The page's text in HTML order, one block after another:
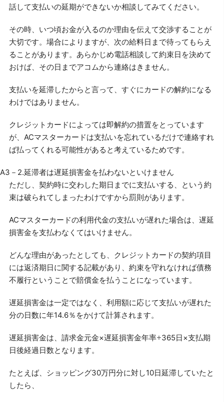
話して支払いの延期ができないか相談してみてください。
その時、いつ頃お金が入るのか理由を伝えて交渉することが
大切です。場合によりますが、次の給料日まで待ってもらえ
ることがあります。あらかじめ電話相談して約束日を決めて
おけば、その日までアコムから連絡はきません。
支払いを延滞したからと言って、すぐにカードの解約になる
わけではありません。
クレジットカードによっては即解約の措置をとっています
が、ACマスターカードは支払いを忘れているだけで連絡すれ
ば払ってくれる可能性があると考えているためです。
A3－2.延滞者は遅延損害金を払わないといけません
ただし、契約時に交わした期日までに支払いする、という約
束は破られてしまったわけですから罰則があります。
ACマスターカードの利用代金の支払いが遅れた場合は、遅延
損害金を支払わなくてはいけません。
どんな理由があったとしても、クレジットカードの契約項目
には返済期日に関する記載があり、約束を守れなければ債務
不履行ということで賠償金を払うことになっています。
遅延損害金は一定ではなく、利用額に応じて支払いが遅れた
分の日数に年14.6％をかけて計算されます。
遅延損害金は、請求金元金×遅延損害金年率÷365日×支払期
日後経過日数となります。
たとえば、ショッピング30万円分に対し10日延滞していたと
したら、